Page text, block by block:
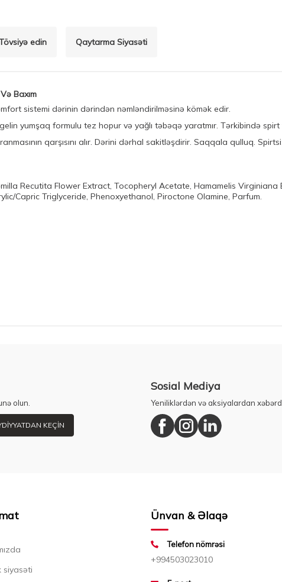
edin Qaytarma Siyasəti
Baxım
sistemi dərinin dərindən nəmləndirilməsinə kömək edir.
yumşaq formulu tez hopur və yağlı təbəqə yaratmır. Tərkibində spirt
qarşısını alır. Dərini dərhal sakitləşdirir. Saqqala qulluq.
Recutita Flower Extract, Tocopheryl Acetate, Hamamelis
Capric Triglyceride, Phenoxyethanol, Piroctone Olamine, Parfum.
olun.
KEÇIN
Sosial Mediya
Yeniliklərdən və aksiyalardan
siyasəti
Ünvan & Əlaqə
Telefon nömrəsi
+994503023010